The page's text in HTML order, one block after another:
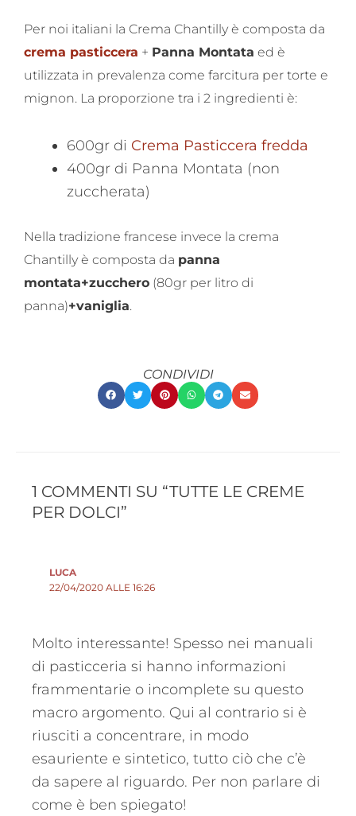
Per noi italiani la Crema Chantilly è composta da
crema pasticcera + Panna Montata ed è
utilizzata in prevalenza come farcitura per torte e
mignon. La proporzione tra i 2 ingredienti è:
600gr di Crema Pasticcera fredda
400gr di Panna Montata (non
zuccherata)
Nella tradizione francese invece la crema
Chantilly è composta da panna
montata+zucchero (80gr per litro di
panna)+vaniglia.
CONDIVIDI
1 COMMENTI SU “TUTTE LE CREME
PER DOLCI”
LUCA
22/04/2020 ALLE 16:26
Molto interessante! Spesso nei manuali
di pasticceria si hanno informazioni
frammentarie o incomplete su questo
macro argomento. Qui al contrario si è
riusciti a concentrare, in modo
esauriente e sintetico, tutto ciò che c’è
da sapere al riguardo. Per non parlare di
come è ben spiegato!